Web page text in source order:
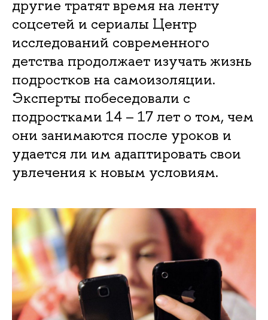
другие тратят время на ленту
соцсетей и сериалы Центр
исследований современного
детства продолжает изучать жизнь
подростков на самоизоляции.
Эксперты побеседовали с
подростками 14 – 17 лет о том, чем
они занимаются после уроков и
удается ли им адаптировать свои
увлечения к новым условиям.